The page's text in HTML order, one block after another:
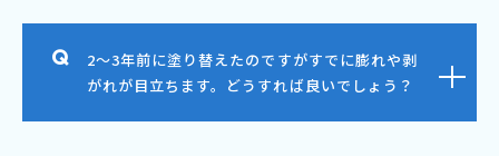
2～3年前に塗り替えたのですがすでに膨れや剥
がれが目立ちます。どうすれば良いでしょう？